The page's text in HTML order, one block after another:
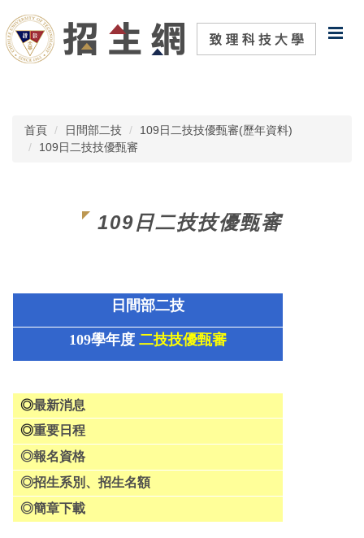
到
主
要
首頁 日間部二技
109日二技技優甄審(歷年資料)
109日二技技優甄審
109日二技技優甄審
日間部二技
109學年度 二技技優甄審
◎最新消息
◎重要日程
◎報名資格
◎招生系別、招生名額
◎簡章下載